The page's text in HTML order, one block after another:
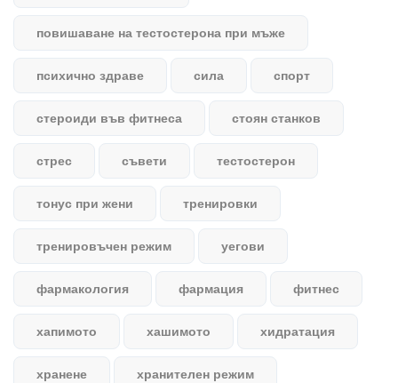
повишаване на тестостерона при мъже
психично здраве сила спорт
стероиди във фитнеса стоян станков
стрес съвети тестостерон
тонус при жени тренировки
тренировъчен режим уегови
фармакология фармация фитнес
хапимото хашимото хидратация
хранене хранителен режим